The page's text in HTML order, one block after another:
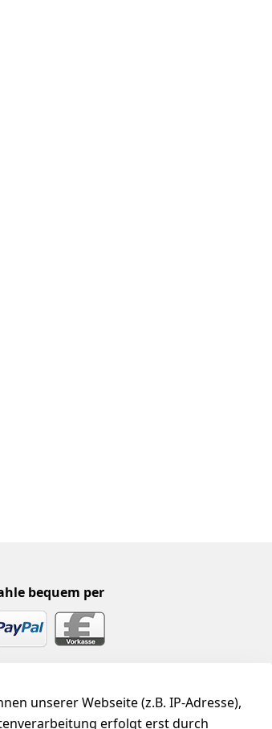
unserer Webseite (z.B. IP-Adresse),
erfolgt erst durch
bequem per